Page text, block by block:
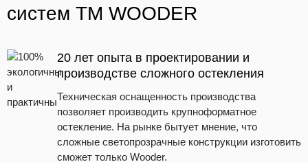
систем ТМ WOODER
20 лет опыта в проектировании и
производстве сложного остекления
Техническая оснащенность производства
позволяет производить крупноформатное
остекление. На рынке бытует мнение, что
сложные светопрозрачные конструкции изготовить
сможет только Wooder.